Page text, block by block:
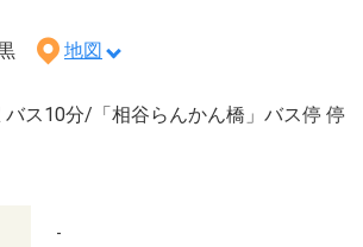
地図
バス10分/「相谷らんかん橋」バス停 停
-